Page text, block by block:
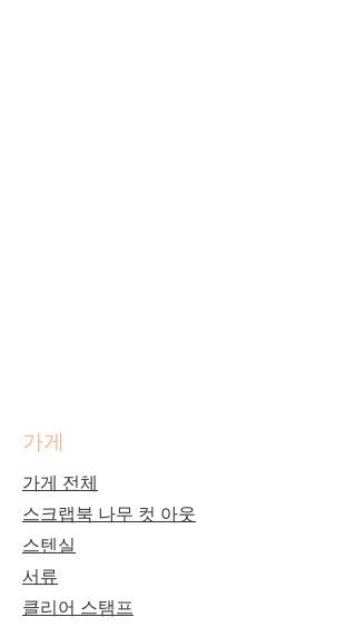
가게
가게 전체
스크랩북 나무 컷 아웃
스텐실
서류
클리어 스탬프